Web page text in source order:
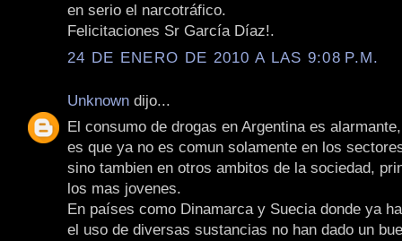
en serio el narcotráfico.
Felicitaciones Sr García Díaz!.
24 DE ENERO DE 2010 A LAS 9:08 P.M.
Unknown dijo...
El consumo de drogas en Argentina es
es que ya no es comun solamente en los
sino tambien en otros ambitos de la sociedad,
los mas jovenes.
En países como Dinamarca y Suecia donde ya
el uso de diversas sustancias no han dado un